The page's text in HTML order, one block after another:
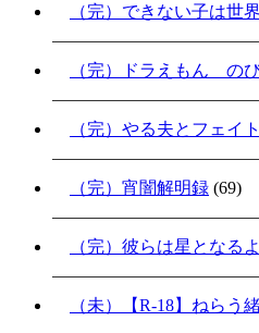
（完）できない子は世
（完）ドラえもん の
（完）やる夫とフェイ
（完）宵闇解明録 (69)
（完）彼らは星となる
（未）【R-18】ねらう